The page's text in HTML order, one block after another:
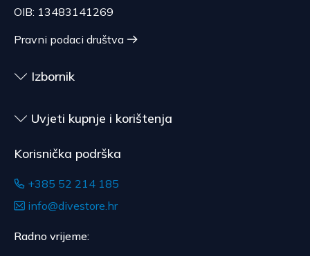
Očekivano vrijeme dostave je 4 do 5 dana.
upotrebe, za ugovore čiji je predmet zapečaćena
roba koja zbog zdravstvenih ili higijenskih razloga
nakon dostave.
OIB: 13483141269
Pravni podaci društva
Izbornik
Uvjeti kupnje i korištenja
Korisnička podrška
+385 52 214 185
info@divestore.hr
Radno vrijeme: